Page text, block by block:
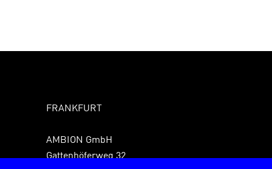
FRANKFURT
AMBION GmbH
Gattenhöferweg 32